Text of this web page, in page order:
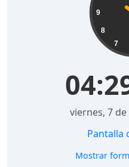
7
8
9
viernes, 7
Pantalla
Mostrar